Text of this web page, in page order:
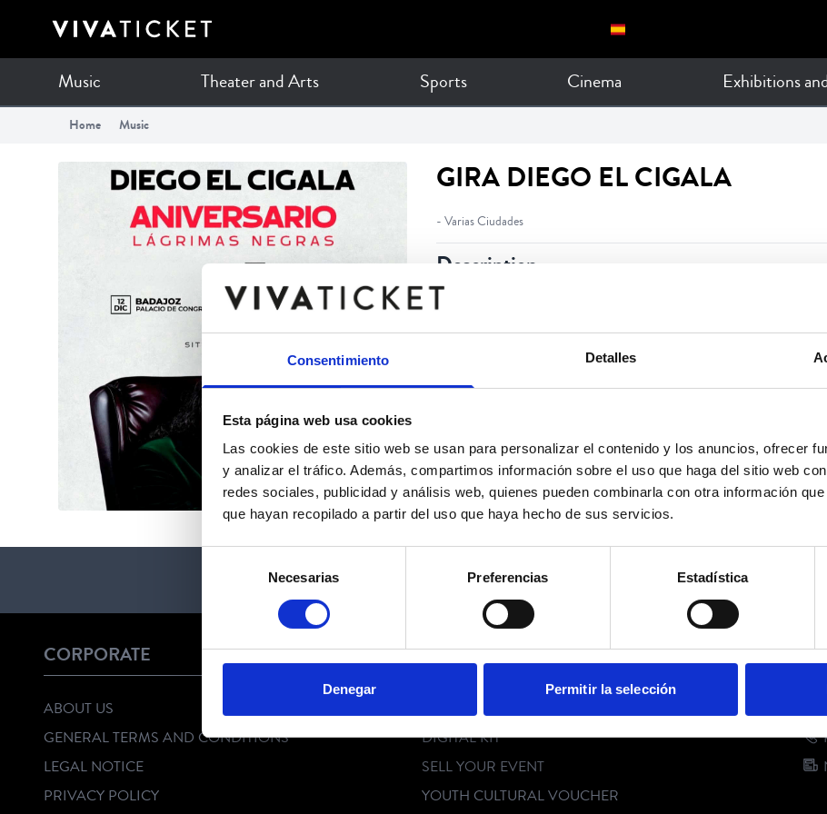
Consentimiento Detalles
Esta página web usa cookies
Las cookies de este sitio web se usan para personalizar el contenido y los anuncios, ofrecer
y analizar el tráfico. Además, compartimos información sobre el uso que haga del sitio web
redes sociales, publicidad y análisis web, quienes pueden combinarla con otra información
que hayan recopilado a partir del uso que haya hecho de sus servicios.
consentimiento
Necesarias Preferencias Estadística
Denegar Permitir la selección
Music Theater and Arts Sports Cinema Exhibitions
Home Music
GIRA DIEGO EL CIGALA
- Varias Ciudades
Description
FOLLOW US
CORPORATE
ABOUT US
GENERAL TERMS AND CONDITIONS
LEGAL NOTICE
PRIVACY POLICY
CUSTOMER SERVICE
DIGITAL KIT
SELL YOUR EVENT
YOUTH CULTURAL VOUCHER